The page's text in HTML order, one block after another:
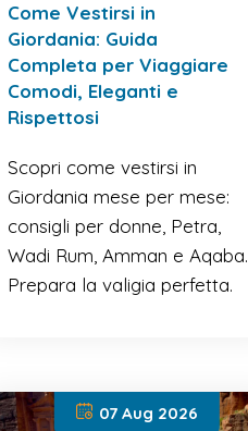
Come Vestirsi in
Giordania: Guida
Completa per Viaggiare
Comodi, Eleganti e
Rispettosi
Scopri come vestirsi in
Giordania mese per mese:
consigli per donne, Petra,
Wadi Rum, Amman e Aqaba.
Prepara la valigia perfetta.
07 Aug 2026